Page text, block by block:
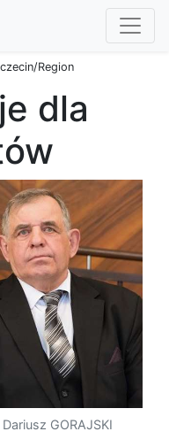
Region
dla
GORAJSKI